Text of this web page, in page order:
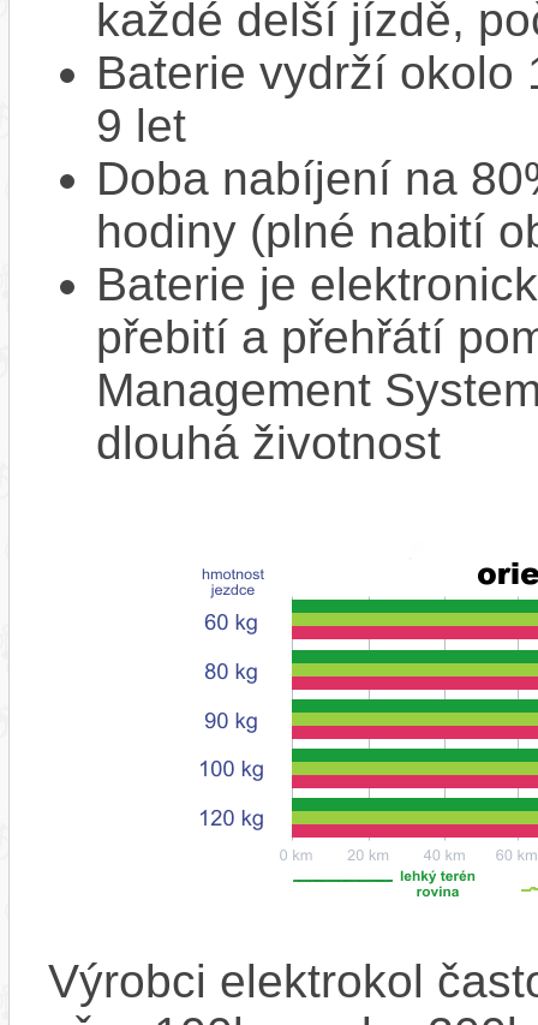
každé delší jízdě,
Baterie vydrží okolo
9 let
Doba nabíjení na
hodiny (plné nabití
Baterie je
přebití a přehřátí
Management
dlouhá životnost
Výrobci elektrokol